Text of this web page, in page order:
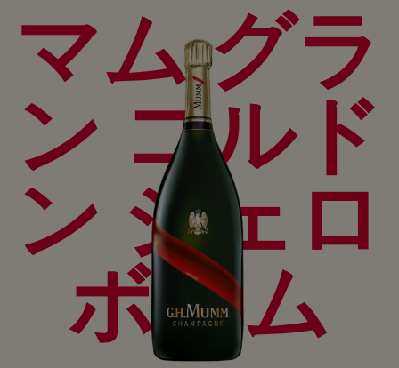
マム グラ
ン コルド
ン ジェロ
ボアム